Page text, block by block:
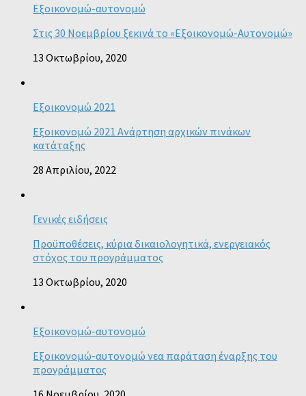
Εξοικονομώ-αυτονομώ
Στις 30 Νοεμβρίου ξεκινά το «Εξοικονομώ-Αυτονομώ»
13 Οκτωβρίου, 2020
Εξοικονομώ 2021
Εξοικονομώ 2021 Ανάρτηση αρχικών πινάκων
κατάταξης
28 Απριλίου, 2022
Γενικές ειδήσεις
Προϋποθέσεις, κύρια δικαιολογητικά, ενεργειακός
στόχος του προγράμματος
13 Οκτωβρίου, 2020
Εξοικονομώ-αυτονομώ
Εξοικονομώ-αυτονομώ νεα παράταση έναρξης του
προγράμματος